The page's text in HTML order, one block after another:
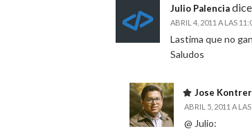
Julio Palencia
ABRIL 4, 2011 A LAS
Lastima que no
Saludos
Jose
ABRIL 5, 2011 A
@ Julio: